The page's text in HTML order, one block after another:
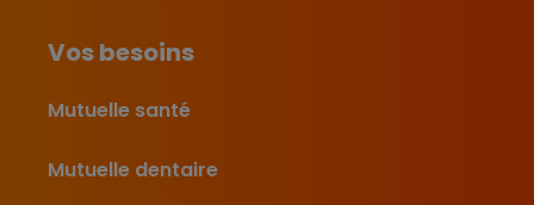
Vos besoins
Mutuelle santé
Mutuelle dentaire